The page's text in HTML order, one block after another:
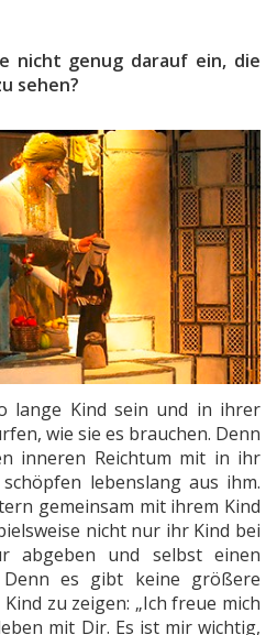
nicht genug darauf ein, die
sehen?
lange Kind sein und in ihrer
wie sie es brauchen. Denn
inneren Reichtum mit in ihr
lebenslang aus ihm.
gemeinsam mit ihrem Kind
nicht nur ihr Kind bei
abgeben und selbst einen
es gibt keine größere
zu zeigen: „Ich freue mich
mit Dir. Es ist mir wichtig,